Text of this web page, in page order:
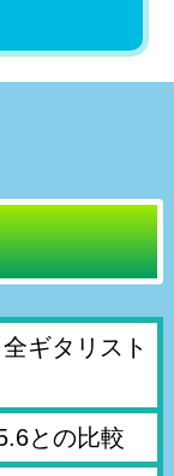
ギタリスト
との比較